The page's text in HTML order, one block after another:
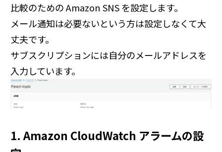
比較のための Amazon SNS を設定します。
メール通知は必要ないという方は設定しなくて大
丈夫です。
サブスクリプションには自分のメールアドレスを
入力しています。
1. Amazon CloudWatch アラームの設